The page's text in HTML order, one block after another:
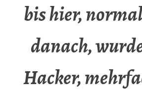
bis hier,
danach,
Hacker,